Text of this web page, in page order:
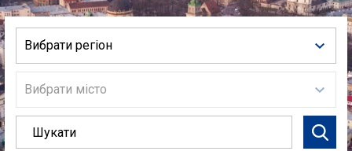
Вибрати регіон
Вибрати місто